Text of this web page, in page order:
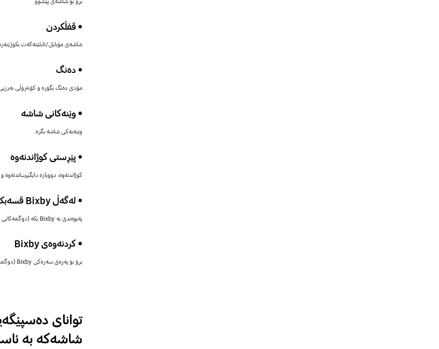
• قفڵکردن
شاشەی مۆبایل/تابلێتەکەت
• دەنگ
مۆدی دەنگ بگۆرە و کۆنترۆڵی
• وێنەکانی شاشە
وێنەیەکی شاشە بگرە.
• پێڕستی کوژاندنەوە
کوژاندنەوە، دووبارە دایگیرساندنەوە
• لەگەڵ Bixby قسەبکە
پەیوەندی بە Bixby بکە (دوگمەکانی لاتەنیشت دابگرە بۆ ماوەیەک).
• کردنەوەی Bixby
بڕۆ بۆ پەڕەی سەرەکی Bixby (دوگمەکانی لاتەنیشت داگرە).
توانای
شاشەکە بە